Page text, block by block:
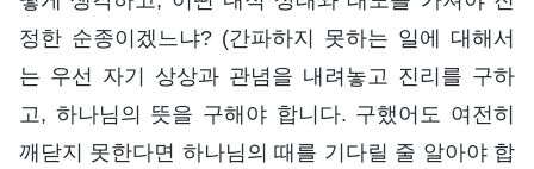
정한 순종이겠느냐? (간파하지 못하는 일에 대해서
는 우선 자기 상상과 관념을 내려놓고 진리를 구하
고, 하나님의 뜻을 구해야 합니다. 구했어도 여전히
깨닫지 못한다면 하나님의 때를 기다릴 줄 알아야 합